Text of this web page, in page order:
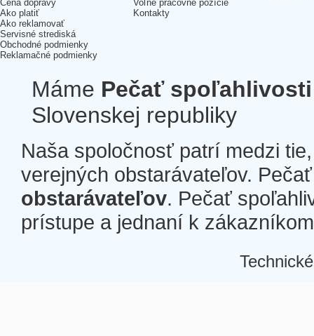
Cena dopravy
Ako platiť
Ako reklamovať
Servisné strediská
Obchodné podmienky
Reklamačné podmienky
Voľné pracovné pozície
Kontakty
Máme Pečať spoľahlivosti
Slovenskej republiky
Naša spoločnosť patrí medzi
verejných obstarávateľov.
obstarávateľov. Pečať
prístupe a jednaní k